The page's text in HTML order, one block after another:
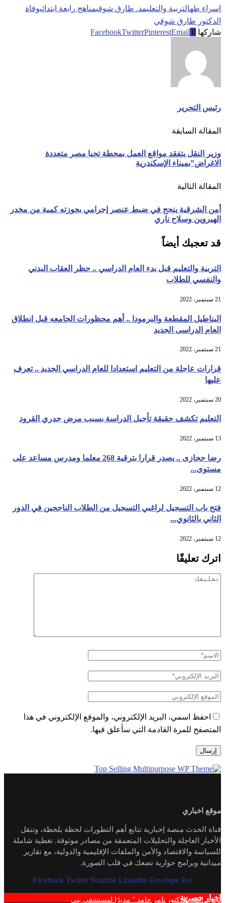
إسراء طهالتربية والتعليمد. طارق شوقيمناهج رابعة ابتدائيوفاة
الدكتور طارق شوقي
شاركها 0
FacebookTwitterPinterestEmail
رئيس التحرير
المقالة السابقة
وزير النقل يتفقد مواقع العمل بمحطة تحيا مصر متعددة
الاغراض”بميناء الإسكندرية
المقالة التالية
أمن الشرقية ينجح في ضبط عنصر إجرامي بحوزته كمية من مخدر
الهيروين وسلاح ناري
قد تعجبك أيضاً
التربية والتعليم قبل بدء العام الدراسي .. حظر العقاب البدني
والنفسي للطلاب
21 سبتمبر، 2022
البناطيل المقطعة والبرمودا .. أهم محظورات الجامعه قبل انطلاق
العام الدراسى الجديد
21 سبتمبر، 2022
قرارات عاجلة من التعليم استعدادا للعام الدراسي الجديد .. تعرف
عليها
20 سبتمبر، 2022
التعليم تكشف حقيقة تأجيل الدراسة بسبب مرض جدري القرود
13 سبتمبر، 2022
رضا حجازى .. يصدر قرارا بترقية 268 معلما ومدرس مساعد على
مستوى...
12 سبتمبر، 2022
فتح باب التسجيل لراغبي التسجيل من الطلاب الناجحين في الدور
الثاني بالثانوي...
12 سبتمبر، 2022
اترك تعليقًا
احفظ اسمي، البريد الإلكتروني، والموقع الإلكتروني في هذا
المتصفح للمرة القادمة التي سأعلق فيها.
موقع اخباري
قناة الحدث منصة إخبارية تتابع أهم التطورات لحظة بلحظة، وتنقل
الأخبار العاجلة والتحليلات المتعمقة من مصادر موثوقة. تغطية شاملة
للسياسة والاقتصاد والأمن والملفات الإقليمية والدولية، مع تقارير
ميدانية وبرامج حوارية تضعك في قلب الصورة.
Facebook Twitter Youtube Linkedin Envelope Rss
اخبار حصرية
تجديد الثقة للدكتور تامر حامد ” مديرًا لمستشفي بني